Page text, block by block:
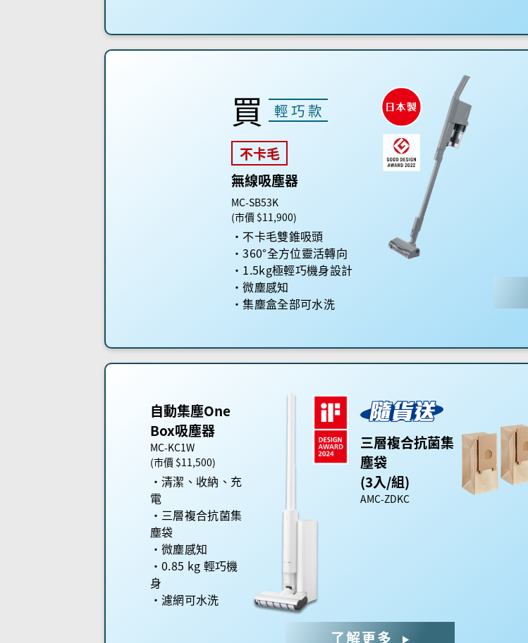
買 輕巧款
不卡毛
無線吸塵器
MC-SB53K
(市價 $11,900)
不卡毛雙錐吸頭
360°全方位靈活轉向
1.5kg極輕巧機身設計
微塵感知
集塵盒全部可水洗
自動集塵One
Box吸塵器
MC-KC1W
(市價 $11,500)
清潔、收納、充
電
三層複合抗菌集
塵袋
微塵感知
0.85 kg 輕巧機
身
濾網可水洗
三層複合抗菌集
塵袋
(3入/組)
AMC-ZDKC
了解更多